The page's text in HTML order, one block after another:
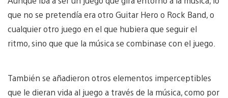
que no se pretendía era otro Guitar Hero o Rock Band, o
cualquier otro juego en el que hubiera que seguir el
ritmo, sino que que la música se combinase con el juego.
También se añadieron otros elementos imperceptibles
que le dieran vida al juego a través de la música, como por